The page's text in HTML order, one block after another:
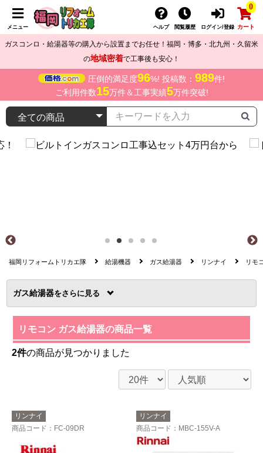
メニュー ヘルプ 閲覧履歴 ログイン/登録
0
カート
ガスコンロ・給湯器等の購入から設置までお任せ！福岡・博多・北九州・久留米
の地域密着で工事後も安心！
圧倒的満足度96%! 投稿数： 989件!
ご利用件数15万件＆工事実績5万件突破!
福岡リフォームトリカエ隊 給湯機器 ガス給湯器 リンナイ リモ
ガス給湯器を
リモコン ガス給湯器の商品一覧
2件の商品が見つかりました
リンナイ
商品コード ：FC-09DR
リンナイ
商品コード ：MBC-155V-A